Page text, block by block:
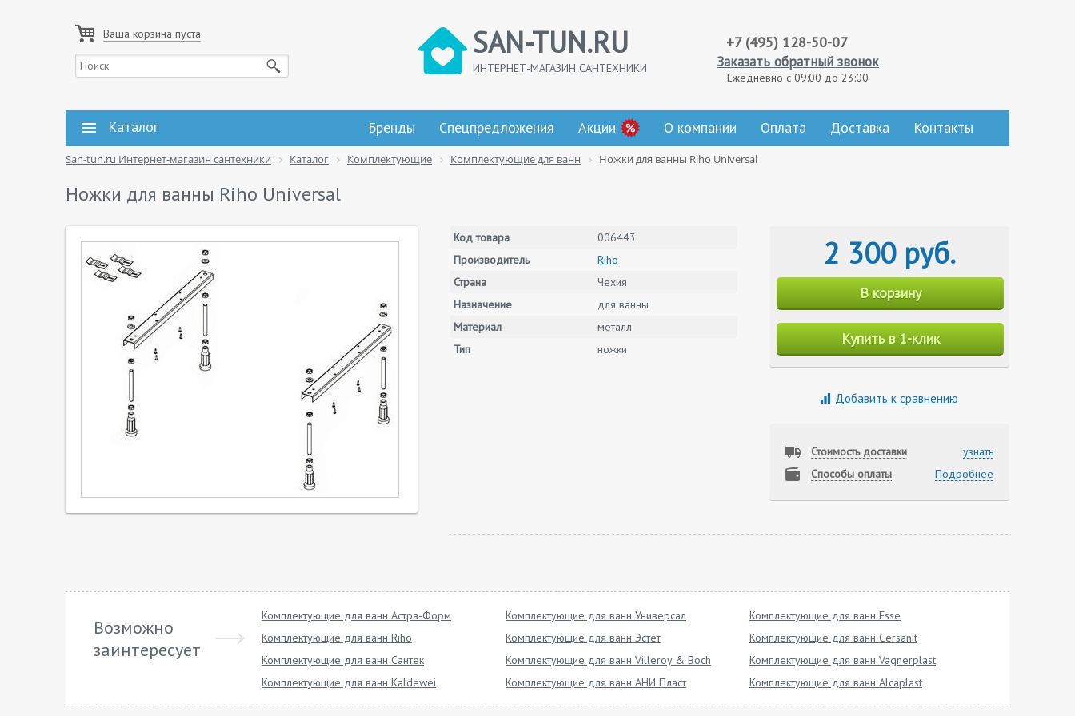
Ваша корзина пуста SAN-TUN.RU
ИНТЕРНЕТ-МАГАЗИН САНТЕХНИКИ
+7 (495) 128-50-07
Заказать обратный звонок
Ежедневно с 09:00 до 23:00
Каталог Бренды Спецпредложения Акции О компании Оплата Доставка Контакты
San-tun.ru Интернет-магазин сантехники Каталог Комплектующие Комплектующие для ванн Ножки для ванны Riho Universal
Ножки для ванны Riho Universal
Код товара
006443
Производитель
Riho
Страна
Чехия
Назначение
для ванны
Материал
металл
Тип
ножки
2 300 руб.
В корзину
Купить в 1-клик
Добавить к сравнению
Стоимость доставки
узнать
Способы оплаты
Подробнее
Возможно
заинтересует
Комплектующие для ванн Астра-Форм Комплектующие для ванн Универсал
Комплектующие для ванн Esse
Комплектующие для ванн Riho
Комплектующие для ванн Эстет
Комплектующие для ванн Cersanit
Комплектующие для ванн Сантек
Комплектующие для ванн Villeroy & Boch
Комплектующие для ванн Vagnerplast
Комплектующие для ванн Kaldewei
Комплектующие для ванн АНИ Пласт Комплектующие для ванн Alcaplast